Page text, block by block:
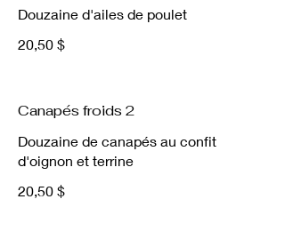
Douzaine d'ailes de poulet
20,50 $
Canapés froids 2
Douzaine de canapés au confit
d'oignon et terrine
20,50 $